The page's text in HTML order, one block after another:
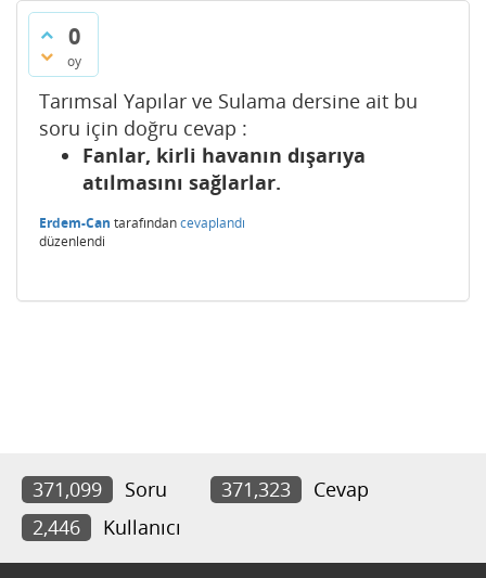
0
oy
Tarımsal Yapılar ve Sulama dersine ait bu
soru için doğru cevap :
Fanlar, kirli havanın dışarıya
atılmasını sağlarlar.
Erdem-Can tarafındancevaplandı
düzenlendi
371,099 Soru 371,323
Cevap
2,446
Kullanıcı